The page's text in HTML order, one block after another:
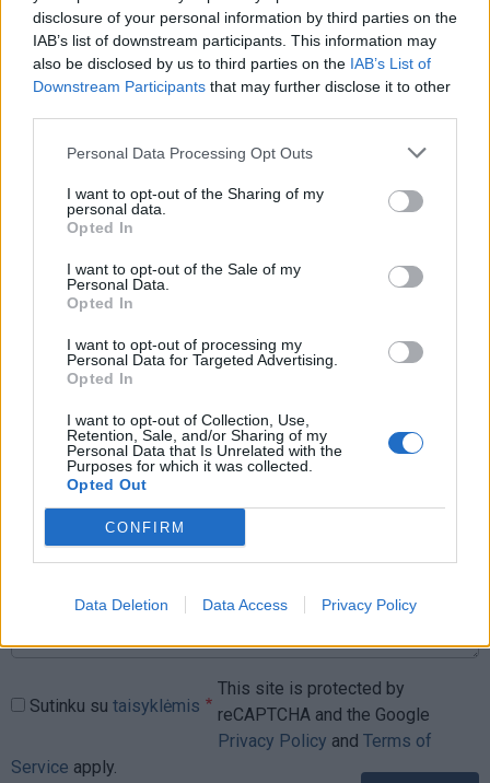
disclosure of your personal information by third parties on the
IAB’s list of downstream participants. This information may
also be disclosed by us to third parties on the IAB’s List of
Downstream Participants that may further disclose it to other
Personal Data Processing Opt Outs
I want to opt-out of the Sharing of my
personal data.
Opted In
I want to opt-out of the Sale of my
Personal Data.
Opted In
I want to opt-out of processing my
Personal Data for Targeted Advertising.
Opted In
I want to opt-out of Collection, Use,
Retention, Sale, and/or Sharing of my
Personal Data that Is Unrelated with the
Purposes for which it was collected.
Opted Out
CONFIRM
Data Deletion Data Access Privacy Policy
Komentarai
Rašyti komentarą
Jūsų vardas
Komentaras
Sutinku su taisyklėmis
This site is protected by
reCAPTCHA and the Google
Privacy Policy and Terms of
Service apply.